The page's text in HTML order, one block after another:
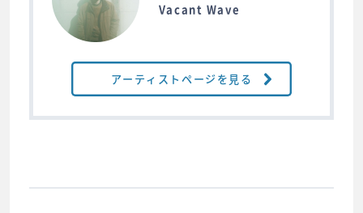
Vacant Wave
アーティストページを見る